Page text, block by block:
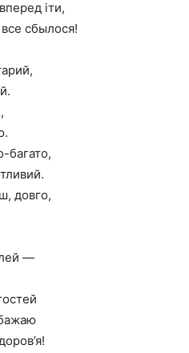
іти,
сбылося!
багато,
довго,
—